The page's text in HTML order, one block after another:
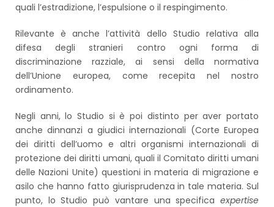
quali l’estradizione, l’espulsione o il respingimento.
Rilevante è anche l’attività dello Studio relativa alla
difesa degli stranieri contro ogni forma di
discriminazione razziale, ai sensi della normativa
dell’Unione europea, come recepita nel nostro
ordinamento.
Negli anni, lo Studio si è poi distinto per aver portato
anche dinnanzi a giudici internazionali (Corte Europea
dei diritti dell’uomo e altri organismi internazionali di
protezione dei diritti umani, quali il Comitato diritti umani
delle Nazioni Unite) questioni in materia di migrazione e
asilo che hanno fatto giurisprudenza in tale materia. Sul
punto, lo Studio può vantare una specifica expertise